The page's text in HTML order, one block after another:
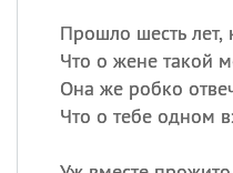
Прошло шесть лет,
Что о жене такой
Она же робко
Что о тебе одном